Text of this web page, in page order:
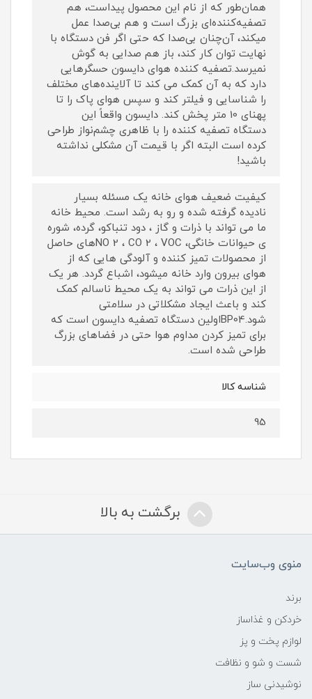
همان‌طور که از نام این محصول پیداست، هم
تصفیه‌کننده‌ای بزرگ است و هم بی‌صدا عمل
میکند، آن‌چنان بی‌صدا که حتی اگر فن دستگاه با
نهایت توان کار کند، باز هم صدایی به گوش
نمیرسد.تصفیه کننده هوای دایسون حسگرهایی
دارد که به آن کمک می کند تا آلاینده‌های مختلف
را شناسایی و فیلتر کند و سپس هوای پاک را تا
پهنای 10 متر پخش کند. دایسون واقعاً این
دستگاه تصفیه کننده را با ظاهری چشم‌نواز طراحی
کرده است البته اگر با قیمت آن مشکلی نداشته
باشید!
کیفیت ضعیف هوای خانه یک مسئله بسیار
نادیده گرفته شده و رو به رشد است. محیط خانه
ما می تواند با ذرات و گاز ، دود تنباکو، گرده، شوره
ی حیوانات خانگی، NO 2 ، CO 2 ، VOCهای حاصل
از محصولات تمیز کننده و آلودگی هایی که از
هوای بیرون وارد خانه میشود، اشباع گردد. هر یک
از این ذرات می تواند به یک محیط ناسالم کمک
کند و باعث ایجاد مشکلاتی در سلامتی
شود.BP04اولین دستگاه تصفیه دایسون است که
برای تمیز کردن مداوم هوا حتی در فضاهای بزرگ
طراحی شده است.
شناسه کالا
95
برگشت به بالا
منوی وب‌سایت
برند
خردکن و غذاساز
لوازم پخت و پز
شست و شو و نظافت
نوشیدنی ساز